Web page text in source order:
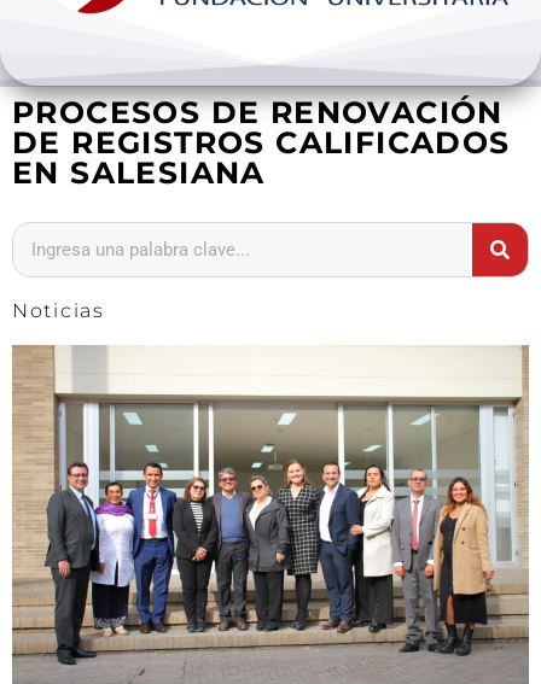
Internacionalización
Investigación
Extension y desarrollo
PROCESOS DE RENOVACIÓN
DE REGISTROS CALIFICADOS
EN SALESIANA
Noticias